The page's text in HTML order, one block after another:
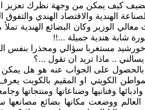
كيف يمكن من وجهة نظرك تعزيز
الهندية والاقتصاد الهندي
الوزير وكان البضائع الهندية
شابة هندية جميلة ...!!
خورشيد مستغربا سؤالي ومحذرا
يسالني .. ماذا تريد ان تقول ...؟
على الجواب عنه هو هل يمكن
الكويتي او المقيم بالكويت
وفنانيها وضناعاتها
ووضعت مكانها بضائع مصانعها